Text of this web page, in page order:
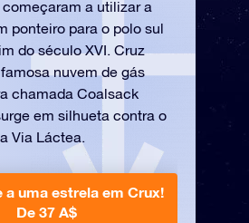
a utilizar a
ponteiro para o polo sul
do século XVI. Cruz
nuvem de gás
chamada Coalsack
em silhueta contra o
Via Láctea.
a uma estrela em Crux!
De 37 A$